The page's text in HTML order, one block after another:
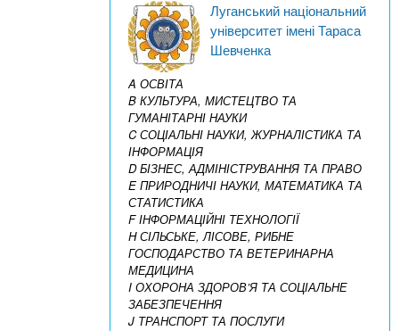
Луганський національний
університет імені Тараса
Шевченка
A ОСВІТА
B КУЛЬТУРА, МИСТЕЦТВО ТА
ГУМАНІТАРНІ НАУКИ
C СОЦІАЛЬНІ НАУКИ, ЖУРНАЛІСТИКА ТА
ІНФОРМАЦІЯ
D БІЗНЕС, АДМІНІСТРУВАННЯ ТА ПРАВО
E ПРИРОДНИЧІ НАУКИ, МАТЕМАТИКА ТА
СТАТИСТИКА
F ІНФОРМАЦІЙНІ ТЕХНОЛОГІЇ
H СІЛЬСЬКЕ, ЛІСОВЕ, РИБНЕ
ГОСПОДАРСТВО ТА ВЕТЕРИНАРНА
МЕДИЦИНА
I ОХОРОНА ЗДОРОВ’Я ТА СОЦІАЛЬНЕ
ЗАБЕЗПЕЧЕННЯ
J ТРАНСПОРТ ТА ПОСЛУГИ